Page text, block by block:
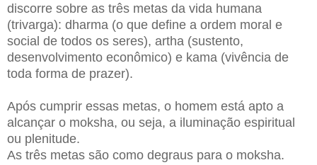
discorre sobre as três metas da vida humana
(trivarga): dharma (o que define a ordem moral e
social de todos os seres), artha (sustento,
desenvolvimento econômico) e kama (vivência de
toda forma de prazer).
Após cumprir essas metas, o homem está apto a
alcançar o moksha, ou seja, a iluminação espiritual
ou plenitude.
As três metas são como degraus para o moksha.